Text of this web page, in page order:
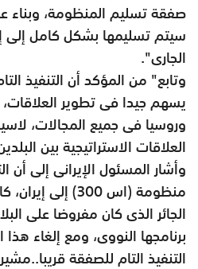
صفقة تسليم المنظومة، وبناء
سيتم تسليمها بشكل كامل إلى
الجارى".
وتابع" من المؤكد أن التنفيذ
يسهم جيدا فى تطوير العلاقات،
وروسيا فى جميع المجالات،
العلاقات الاستراتيجية بين
وأشار المسئول الإيرانى إلى أن
منظومة (اس 300)
الجائر الذى كان مفروضا على
برنامجها النووى، ومع إلغاء
التنفيذ التام للصفقة